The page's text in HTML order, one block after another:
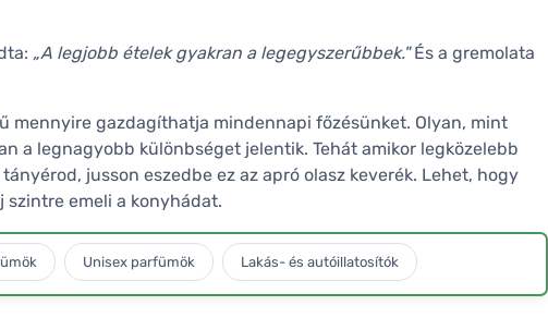
„A legjobb ételek gyakran a legegyszerűbbek."És a gremolata
mennyire gazdagíthatja mindennapi főzésünket. Olyan, mint
a legnagyobb különbséget jelentik. Tehát amikor legközelebb
jusson eszedbe ez az apró olasz keverék. Lehet, hogy
szintre emeli a konyhádat.
Unisex parfümök Lakás- és autóillatosítók